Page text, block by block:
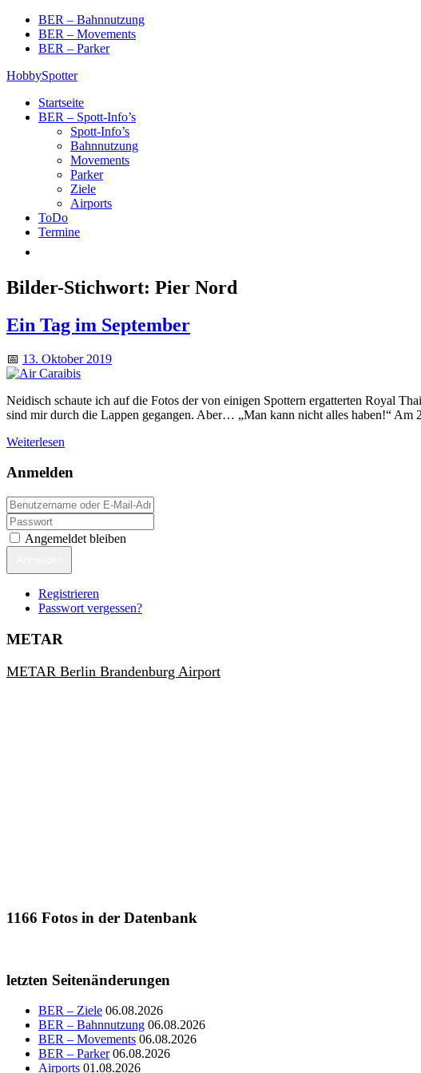
Skip
content
BER – Bahnnutzung
BER – Movements
BER – Parker
HobbySpotter
Startseite
BER – Spott-Info’s
Spott-Info’s
Bahnnutzung
Movements
Parker
Ziele
Airports
ToDo
Termine
Bilder-Stichwort: Pier Nord
Ein Tag im September
📅 13. Oktober 2019
Neidisch schaute ich auf die Fotos der von einigen Spottern ergatterten Royal
sind mir durch die Lappen gegangen. Aber… „Man kann nicht alles haben!“
Weiterlesen
Anmelden
Angemeldet bleiben
Registrieren
Passwort vergessen?
METAR
METAR Berlin Brandenburg Airport
1166 Fotos in der Datenbank
letzten Seitenänderungen
BER – Ziele 06.08.2026
BER – Bahnnutzung 06.08.2026
BER – Movements 06.08.2026
BER – Parker 06.08.2026
Airports 01.08.2026